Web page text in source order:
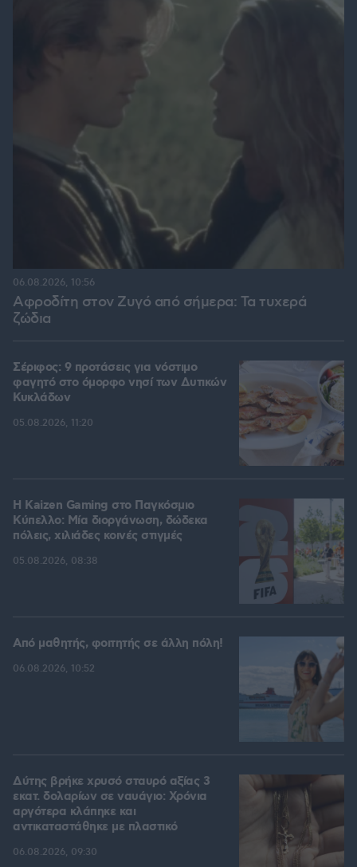
Αφροδίτη στον Ζυγό από σήμερα: Τα τυχερά
ζώδια
06.08.2026, 10:56
Σέριφος: 9 προτάσεις για νόστιμο
φαγητό στο όμορφο νησί των Δυτικών
Κυκλάδων
05.08.2026, 11:20
H Kaizen Gaming στο Παγκόσμιο
Kύπελλο: Μία διοργάνωση, δώδεκα
πόλεις, χιλιάδες κοινές στιγμές
05.08.2026, 08:38
Από μαθητής, φοιτητής σε άλλη πόλη!
06.08.2026, 10:52
Δύτης βρήκε χρυσό σταυρό αξίας 3
εκατ. δολαρίων σε ναυάγιο: Χρόνια
αργότερα κλάπηκε και
αντικαταστάθηκε με πλαστικό
06.08.2026, 09:30